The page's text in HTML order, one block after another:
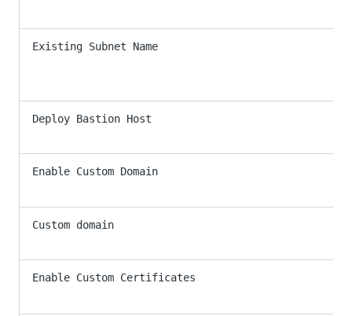
Existing Subnet Name
Deploy Bastion Host
Enable Custom Domain
Custom domain
Enable Custom Certificates